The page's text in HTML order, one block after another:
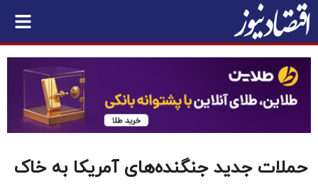
حملات جدید جنگنده‌های آمریکا به خاک